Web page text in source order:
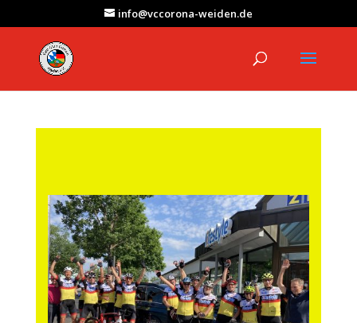
info@vccorona-weiden.de